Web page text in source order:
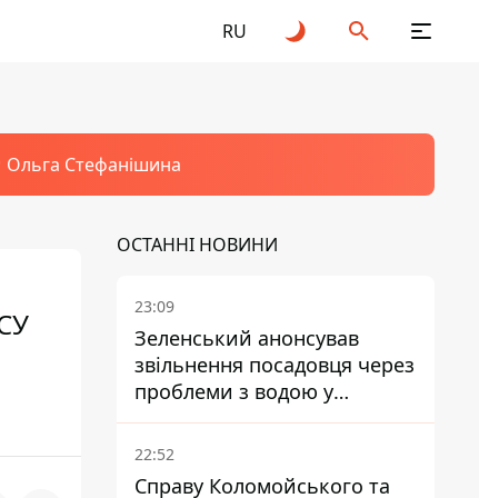
RU
Ольга Стефанішина
ОСТАННІ НОВИНИ
23:09
Зеленський анонсував
звільнення посадовця через
проблеми з водою у
Марганці
22:52
Справу Коломойського та